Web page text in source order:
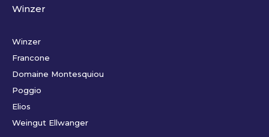
Winzer
Winzer
Francone
Domaine Montesquiou
Poggio
Elios
Weingut Ellwanger